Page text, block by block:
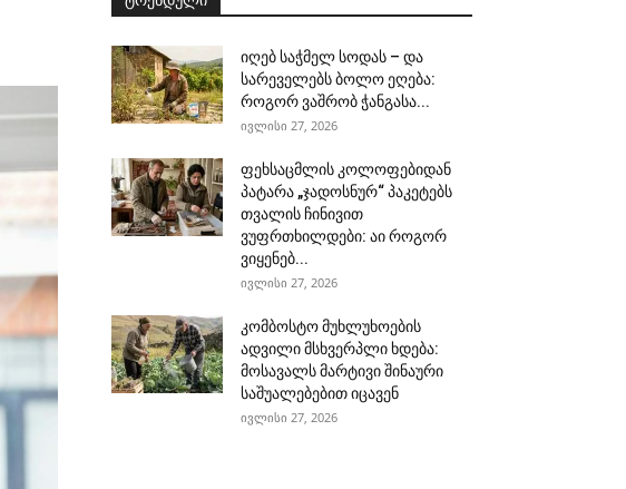
იღებ საჭმელ სოდას – და
სარეველებს ბოლო ეღება:
როგორ ვაშრობ ჭანგასა...
ივლისი 27, 2026
ფეხსაცმლის კოლოფებიდან
პატარა „ჯადოსნურ“ პაკეტებს
თვალის ჩინივით
ვუფრთხილდები: აი როგორ
ვიყენებ...
ივლისი 27, 2026
კომბოსტო მუხლუხოების
ადვილი მსხვერპლი ხდება:
მოსავალს მარტივი შინაური
საშუალებებით იცავენ
ივლისი 27, 2026